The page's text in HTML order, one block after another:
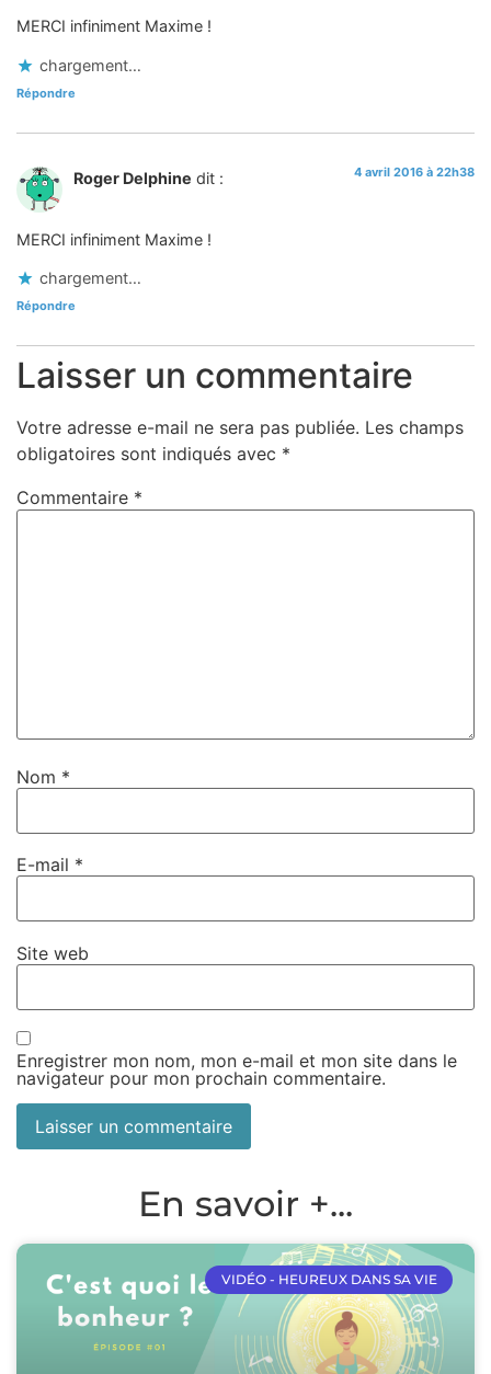
MERCI infiniment Maxime !
chargement…
Répondre
Roger Delphine dit : 4 avril 2016 à 22h38
MERCI infiniment Maxime !
chargement…
Répondre
Laisser un commentaire
Votre adresse e-mail ne sera pas publiée. Les champs
obligatoires sont indiqués avec *
Commentaire *
Nom *
E-mail *
Site web
Enregistrer mon nom, mon e-mail et mon site dans le
navigateur pour mon prochain commentaire.
En savoir +...
VIDÉO - HEUREUX DANS SA VIE